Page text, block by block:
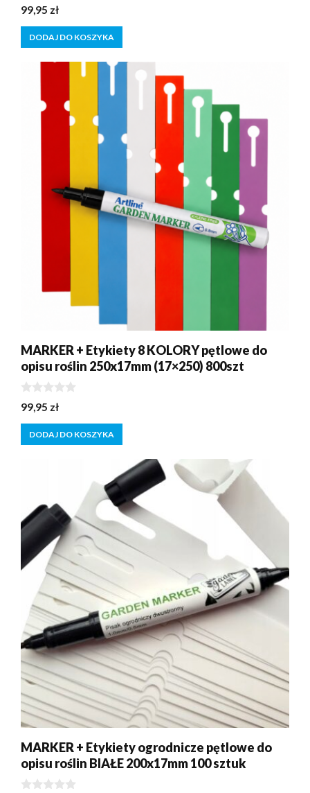
0
z
5
99,95 zł
DODAJ DO KOSZYKA
MARKER + Etykiety 8 KOLORY pętlowe do
opisu roślin 250x17mm (17×250) 800szt
0
z
5
99,95 zł
DODAJ DO KOSZYKA
MARKER + Etykiety ogrodnicze pętlowe do
opisu roślin BIAŁE 200x17mm 100 sztuk